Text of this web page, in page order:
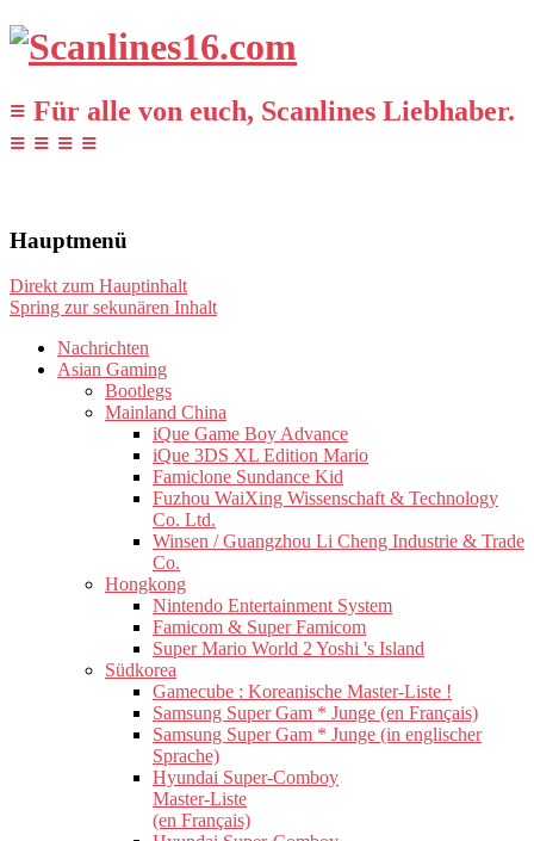
≡ Für alle von euch, Scanlines Liebhaber.
≡ ≡ ≡ ≡
Hauptmenü
Direkt zum Hauptinhalt
Spring zur sekunären Inhalt
Nachrichten
Asian Gaming
Bootlegs
Mainland China
iQue Game Boy Advance
iQue 3DS XL Edition Mario
Famiclone Sundance Kid
Fuzhou WaiXing Wissenschaft & Technology
Co. Ltd.
Winsen / Guangzhou Li Cheng Industrie & Trade
Co.
Hongkong
Nintendo Entertainment System
Famicom & Super Famicom
Super Mario World 2 Yoshi 's Island
Südkorea
Gamecube : Koreanische Master-Liste !
Samsung Super Gam * Junge (en Français)
Samsung Super Gam * Junge (in englischer
Sprache)
Hyundai Super-Comboy
Master-Liste
(en Français)